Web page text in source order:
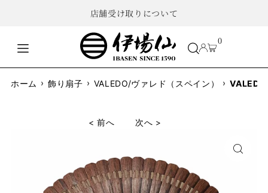
店舗受け取りについて
0
ホーム › 飾り扇子 › VALEDO/ヴァレド（スペイン） ›
< 前へ 次へ >